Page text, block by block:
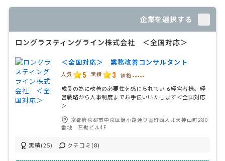
企業を選択する
ロングラスティングライン株式会社 ＜全国対応＞
＜全国対応＞ 業務改善コンサルタント
人気 5 実績 3 価格 -----
成長の為に改善の必要性を感じられている経営者様。経
営戦略から人事制度までお手伝いいたします＜全国対応
＞
京都府京都市中京区錦小路通り室町西入ル天神山町280
番地 石勘ビル4F
実績(25) クチコミ(8)